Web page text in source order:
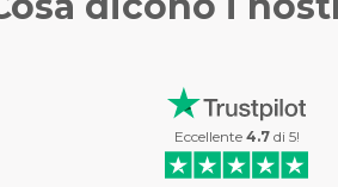
Eccellente 4.7 di 5!